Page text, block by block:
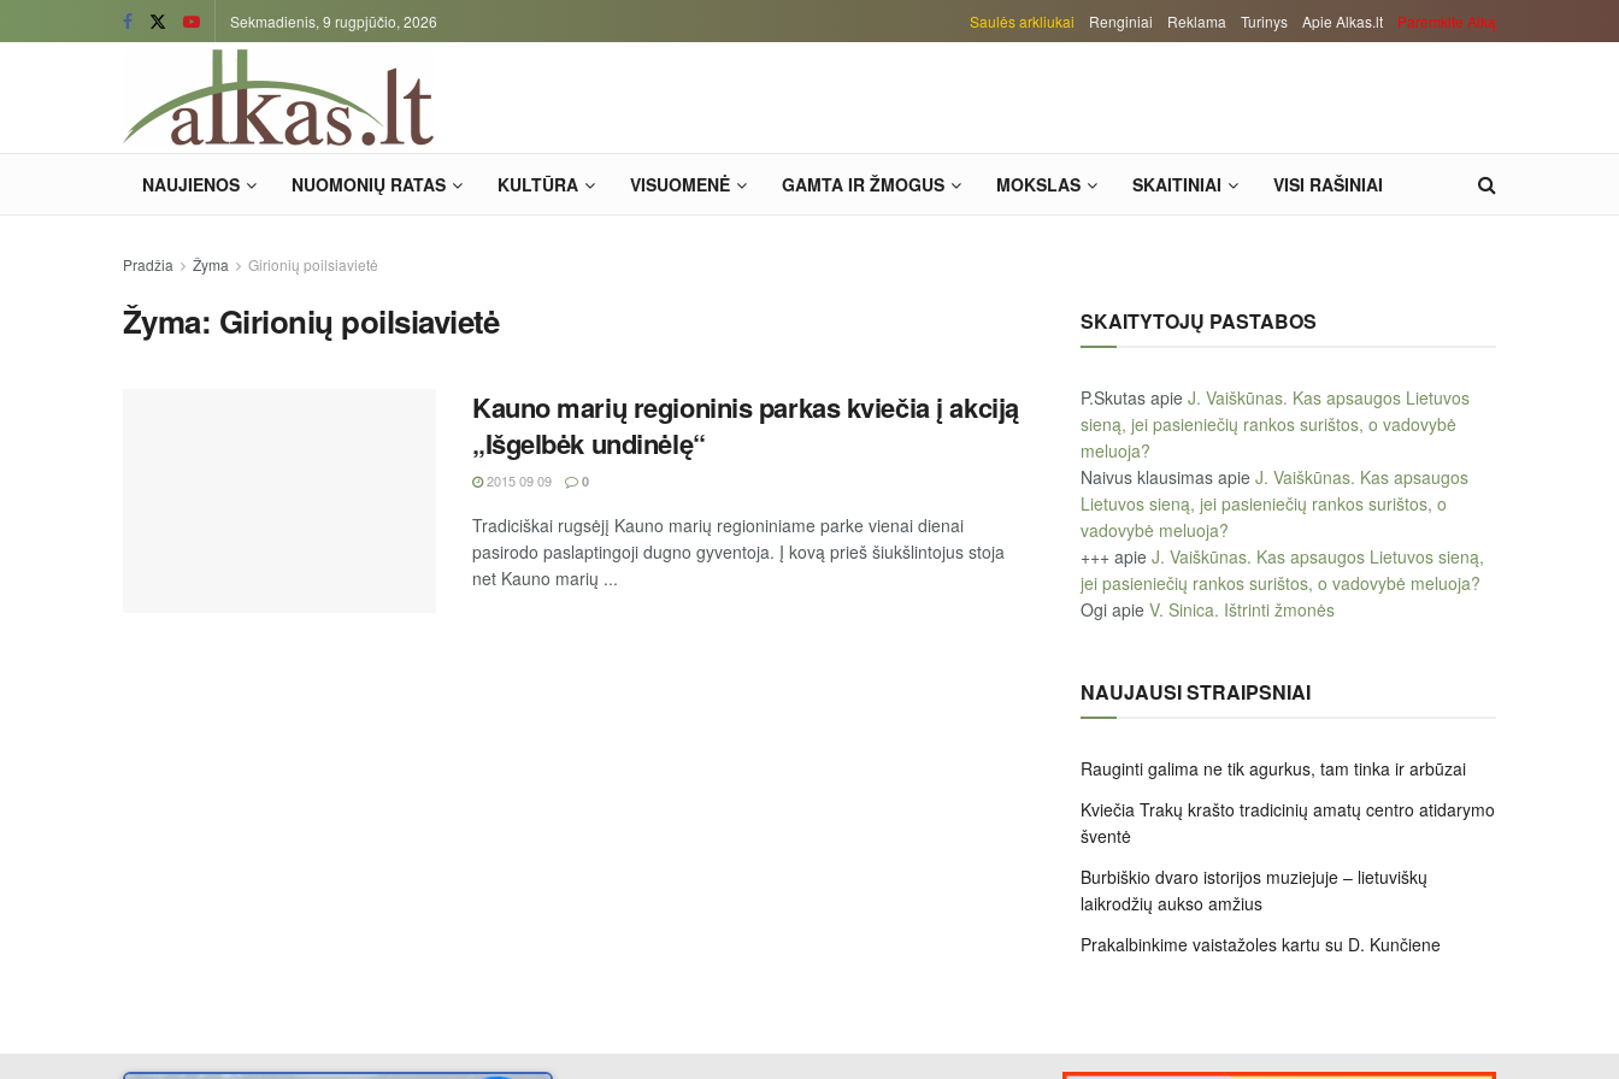
Sekmadienis, 9 rugpjūčio, 2026 Saulės arkliukai Renginiai Reklama Turinys Apie Alkas.lt Paremkite Alką
NAUJIENOS NUOMONIŲ RATAS KULTŪRA VISUOMENĖ GAMTA IR ŽMOGUS MOKSLAS SKAITINIAI VISI RAŠINIAI
Pradžia Žyma Girionių poilsiavietė
Žyma: Girionių poilsiavietė
Kauno marių regioninis parkas kviečia į akciją
„Išgelbėk undinėlę“
2015 09 09 0
Tradiciškai rugsėjį Kauno marių regioniniame parke vienai dienai
pasirodo paslaptingoji dugno gyventoja. Į kovą prieš šiukšlintojus stoja
net Kauno marių ...
SKAITYTOJŲ PASTABOS
P.Skutas apie J. Vaiškūnas. Kas apsaugos Lietuvos
sieną, jei pasieniečių rankos surištos, o vadovybė
meluoja?
Naivus klausimas apie J. Vaiškūnas. Kas apsaugos
Lietuvos sieną, jei pasieniečių rankos surištos, o
vadovybė meluoja?
+++ apie J. Vaiškūnas. Kas apsaugos Lietuvos sieną,
jei pasieniečių rankos surištos, o vadovybė meluoja?
Ogi apie V. Sinica. Ištrinti žmonės
NAUJAUSI STRAIPSNIAI
Rauginti galima ne tik agurkus, tam tinka ir arbūzai
Kviečia Trakų krašto tradicinių amatų centro atidarymo
šventė
Burbiškio dvaro istorijos muziejuje – lietuviškų
laikrodžių aukso amžius
Prakalbinkime vaistažoles kartu su D. Kunčiene